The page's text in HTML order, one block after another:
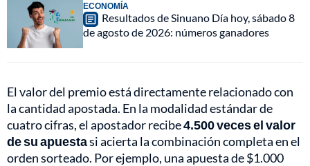
ECONOMÍA
Resultados de Sinuano Día hoy, sábado 8
de agosto de 2026: números ganadores
El valor del premio está directamente relacionado con
la cantidad apostada. En la modalidad estándar de
cuatro cifras, el apostador recibe4.500 veces el valor
de su apuestasi acierta la combinación completa en el
orden sorteado. Por ejemplo, una apuesta de $1.000